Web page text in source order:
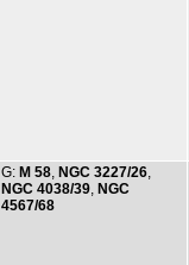
G: M 58 NGC 3227/26
NGC 4038/39 NGC
4567/68